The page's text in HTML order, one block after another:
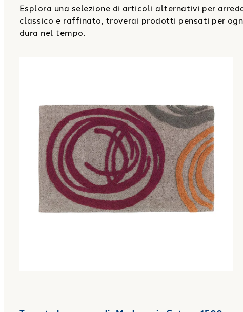
Esplora una selezione di articoli alternativi per
classico e raffinato, troverai prodotti pensati per
dura nel tempo.